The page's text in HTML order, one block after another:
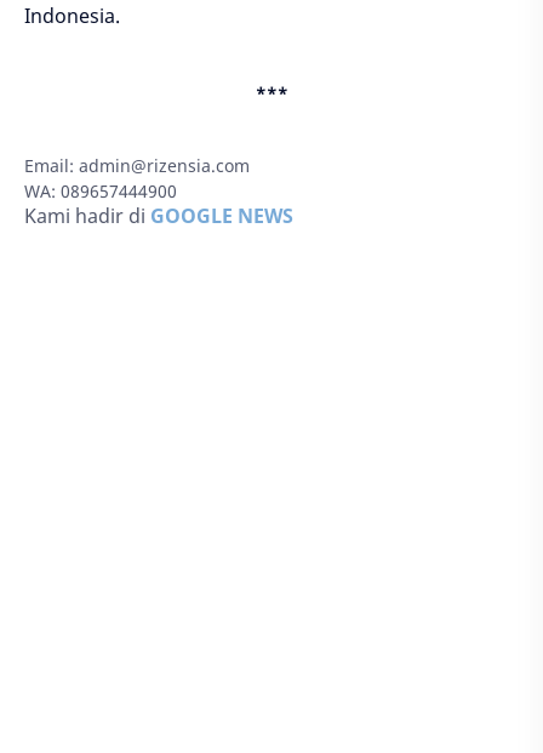
Indonesia.
***
Email: admin@rizensia.com
WA: 089657444900
Kami hadir di GOOGLE NEWS